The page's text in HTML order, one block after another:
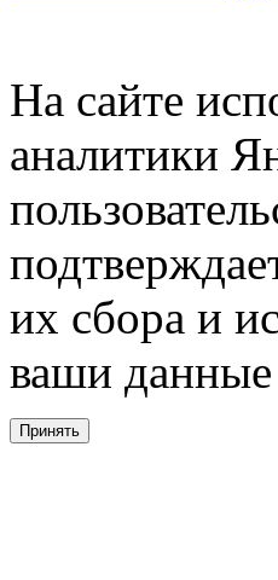
На сайте
аналитики
их сбора и
ваши данные
Принять